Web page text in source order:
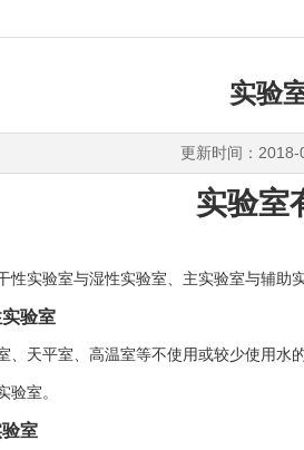
实验
更新时间：
实验室
性实验室与湿性实验室、主实验室与辅助
验室
、天平室、高温室等不使用或较少使用
验室。
室